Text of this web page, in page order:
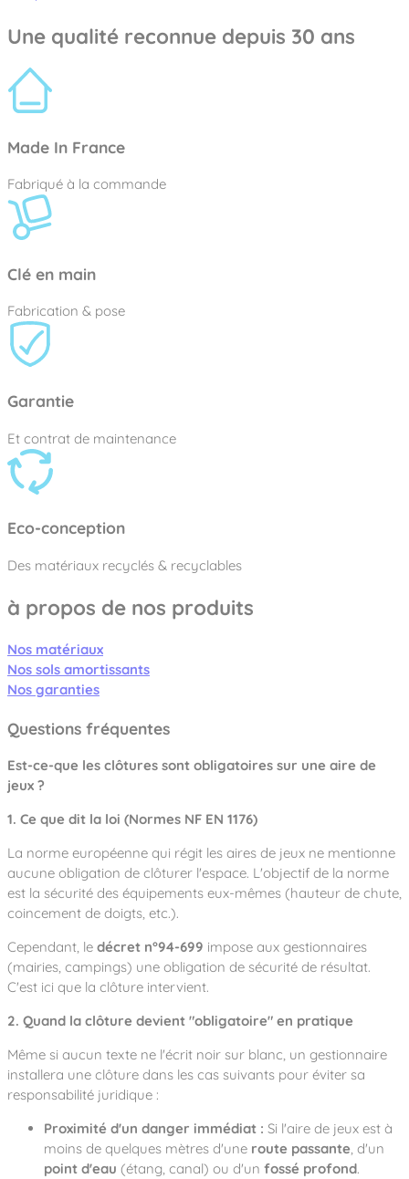
Une qualité reconnue depuis 30 ans
Made In France
Fabriqué à la commande
Clé en main
Fabrication & pose
Garantie
Et contrat de maintenance
Eco-conception
Des matériaux recyclés & recyclables
à propos de nos produits
Nos matériaux
Nos sols amortissants
Nos garanties
Questions fréquentes
Est-ce-que les clôtures sont obligatoires sur une aire de
jeux ?
1. Ce que dit la loi (Normes NF EN 1176)
La norme européenne qui régit les aires de jeux ne mentionne
aucune obligation de clôturer l'espace. L'objectif de la norme
est la sécurité des équipements eux-mêmes (hauteur de chute,
coincement de doigts, etc.).
Cependant, le décret n°94-699 impose aux gestionnaires
(mairies, campings) une obligation de sécurité de résultat.
C'est ici que la clôture intervient.
2. Quand la clôture devient "obligatoire" en pratique
Même si aucun texte ne l'écrit noir sur blanc, un gestionnaire
installera une clôture dans les cas suivants pour éviter sa
responsabilité juridique :
Proximité d'un danger immédiat : Si l'aire de jeux est à
moins de quelques mètres d'une route passante, d'un
point d'eau (étang, canal) ou d'un fossé profond.